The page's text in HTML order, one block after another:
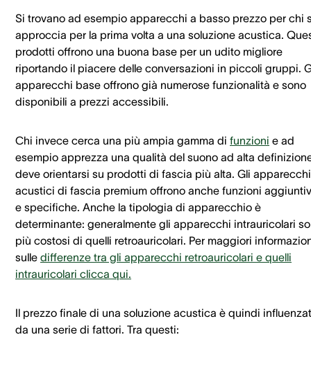
Si trovano ad esempio apparecchi a basso prezzo per chi
approccia per la prima volta a una soluzione acustica.
prodotti offrono una buona base per un udito migliore
riportando il piacere delle conversazioni in piccoli gruppi.
apparecchi base offrono già numerose funzionalità e sono
disponibili a prezzi accessibili.
Chi invece cerca una più ampia gamma di funzioni e ad
esempio apprezza una qualità del suono ad alta
deve orientarsi su prodotti di fascia più alta. Gli apparecchi
acustici di fascia premium offrono anche funzioni
e specifiche. Anche la tipologia di apparecchio è
determinante: generalmente gli apparecchi intrauricolari
più costosi di quelli retroauricolari. Per maggiori
sulle differenze tra gli apparecchi retroauricolari e quelli
intrauricolari clicca qui.
Il prezzo finale di una soluzione acustica è quindi
da una serie di fattori. Tra questi: